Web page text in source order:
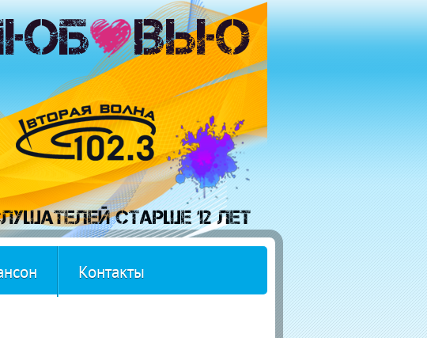
Контакты